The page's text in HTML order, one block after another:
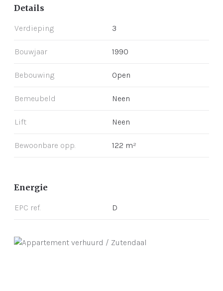
Details
Verdieping 3
Bouwjaar 1990
Bebouwing Open
Bemeubeld Neen
Lift Neen
Bewoonbare opp. 122 m²
Energie
EPC ref. D